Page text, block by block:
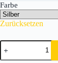
Farbe
Zurücksetzen
Audi
A7
4G